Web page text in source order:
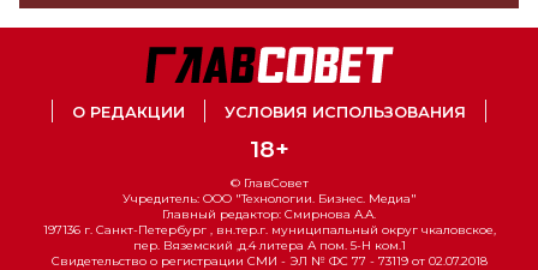
О РЕДАКЦИИ УСЛОВИЯ ИСПОЛЬЗОВАНИЯ
18+
© ГлавСовет
Учредитель: ООО "Технологии. Бизнес. Медиа"
Главный редактор: Смирнова А.А.
197136 г. Санкт-Петербург , вн.тер.г. муниципальный округ чкаловское,
пер. Вяземский ,д.4 литера А пом. 5-Н ком.1
Свидетельство о регистрации СМИ - ЭЛ № ФС 77 - 73119 от 02.07.2018